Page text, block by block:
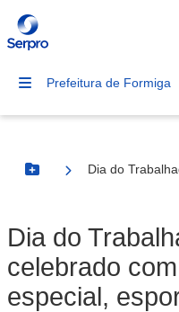
Prefeitura de Formiga
Botão Menu
Dia do
Dia do
celebrado
especial,